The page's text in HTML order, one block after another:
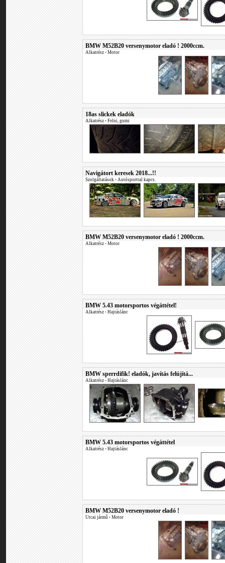
BMW M52B20 versenymotor eladó ! 2000ccm.
Alkatrész • Motor
18as slickek eladók
Alkatrész • Felni, gumi
Navigátort keresek 2018...!!
Szolgáltatások • Autósporttal kapcs.
BMW M52B20 versenymotor eladó ! 2000ccm.
Alkatrész • Motor
BMW 5.43 motorsportos végáttétel!
Alkatrész • Hajtáslánc
BMW sperrdifik! eladók, javítás felújítá...
Alkatrész • Hajtáslánc
BMW 5.43 motorsportos végáttétel
Alkatrész • Hajtáslánc
BMW M52B20 versenymotor eladó !
Utcai jármű • Motor